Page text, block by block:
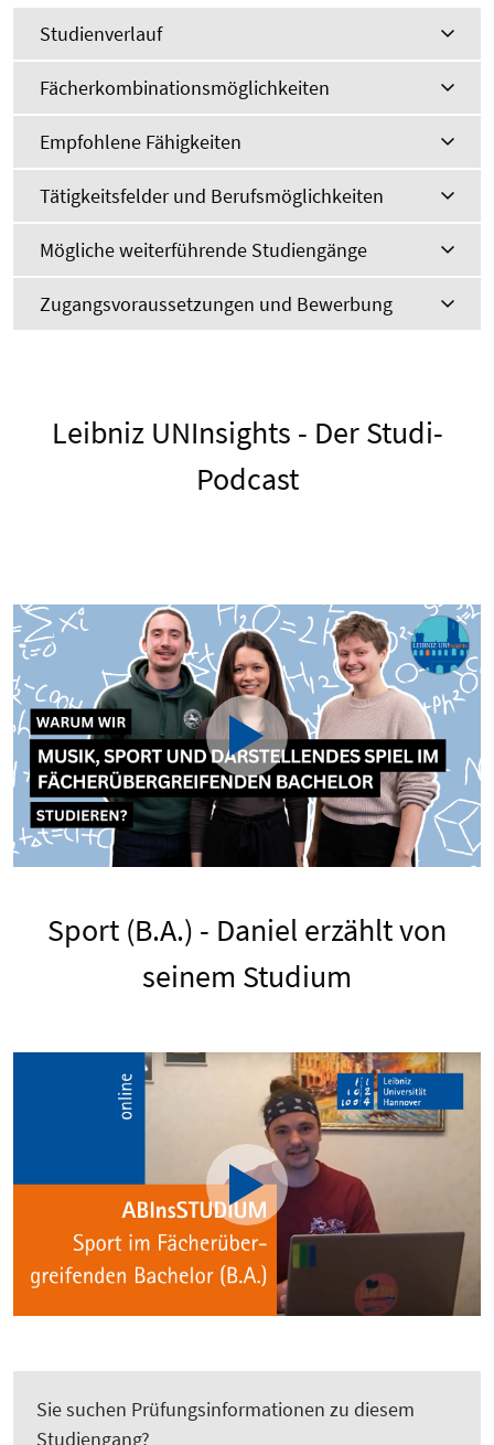
Studienverlauf
Fächerkombinationsmöglichkeiten
Empfohlene Fähigkeiten
Tätigkeitsfelder und Berufsmöglichkeiten
Mögliche weiterführende Studiengänge
Zugangsvoraussetzungen und Bewerbung
Leibniz UNInsights - Der Studi-
Podcast
Sport (B.A.) - Daniel erzählt von
seinem Studium
Sie suchen Prüfungsinformationen zu diesem
Studiengang?